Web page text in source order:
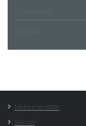
Moto e scooter
Servizi